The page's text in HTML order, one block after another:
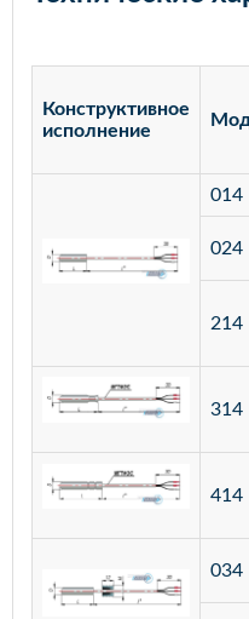
Конструктивное
исполнение
014
024
214
314
414
034